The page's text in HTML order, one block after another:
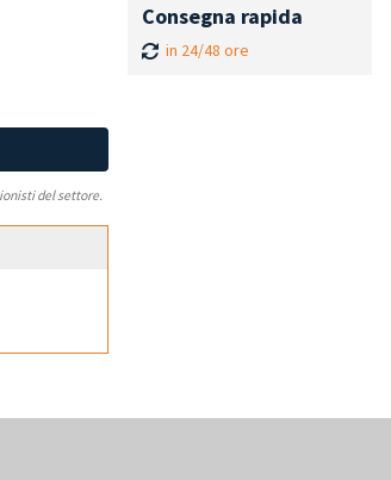
del settore.
Consegna rapida
in 24/48 ore